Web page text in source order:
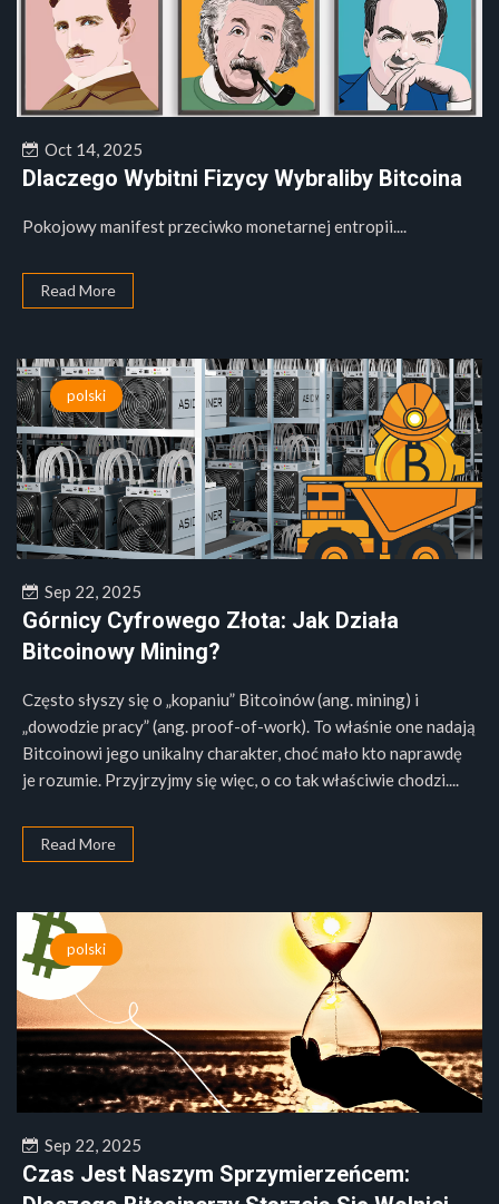
Oct 14, 2025
Dlaczego Wybitni Fizycy Wybraliby Bitcoina
Pokojowy manifest przeciwko monetarnej entropii....
Read More
polski
Sep 22, 2025
Górnicy Cyfrowego Złota: Jak Działa
Bitcoinowy Mining?
Często słyszy się o „kopaniu” Bitcoinów (ang. mining) i
„dowodzie pracy” (ang. proof-of-work). To właśnie one nadają
Bitcoinowi jego unikalny charakter, choć mało kto naprawdę
je rozumie. Przyjrzyjmy się więc, o co tak właściwie chodzi....
Read More
polski
Sep 22, 2025
Czas Jest Naszym Sprzymierzeńcem: